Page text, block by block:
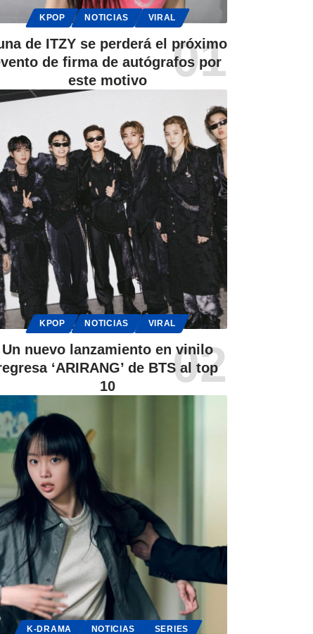
KPOP NOTICIAS VIRAL
de ITZY se perderá el próximo
de firma de autógrafos por
este motivo
KPOP NOTICIAS VIRAL
Un nuevo lanzamiento en vinilo
‘ARIRANG’ de BTS al top
10
K-DRAMA NOTICIAS SERIES